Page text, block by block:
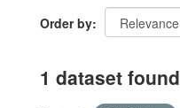
Order by
1 dataset found